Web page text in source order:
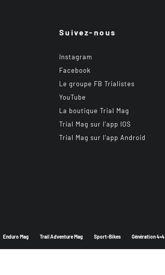
Suivez-nous
Instagram
Facebook
Le groupe FB Trialistes
YouTube
La boutique Trial Mag
Trial Mag sur l’app IOS
Trial Mag sur l’app Android
Enduro Mag Trail Adventure Mag Sport-Bikes Génération 4×4